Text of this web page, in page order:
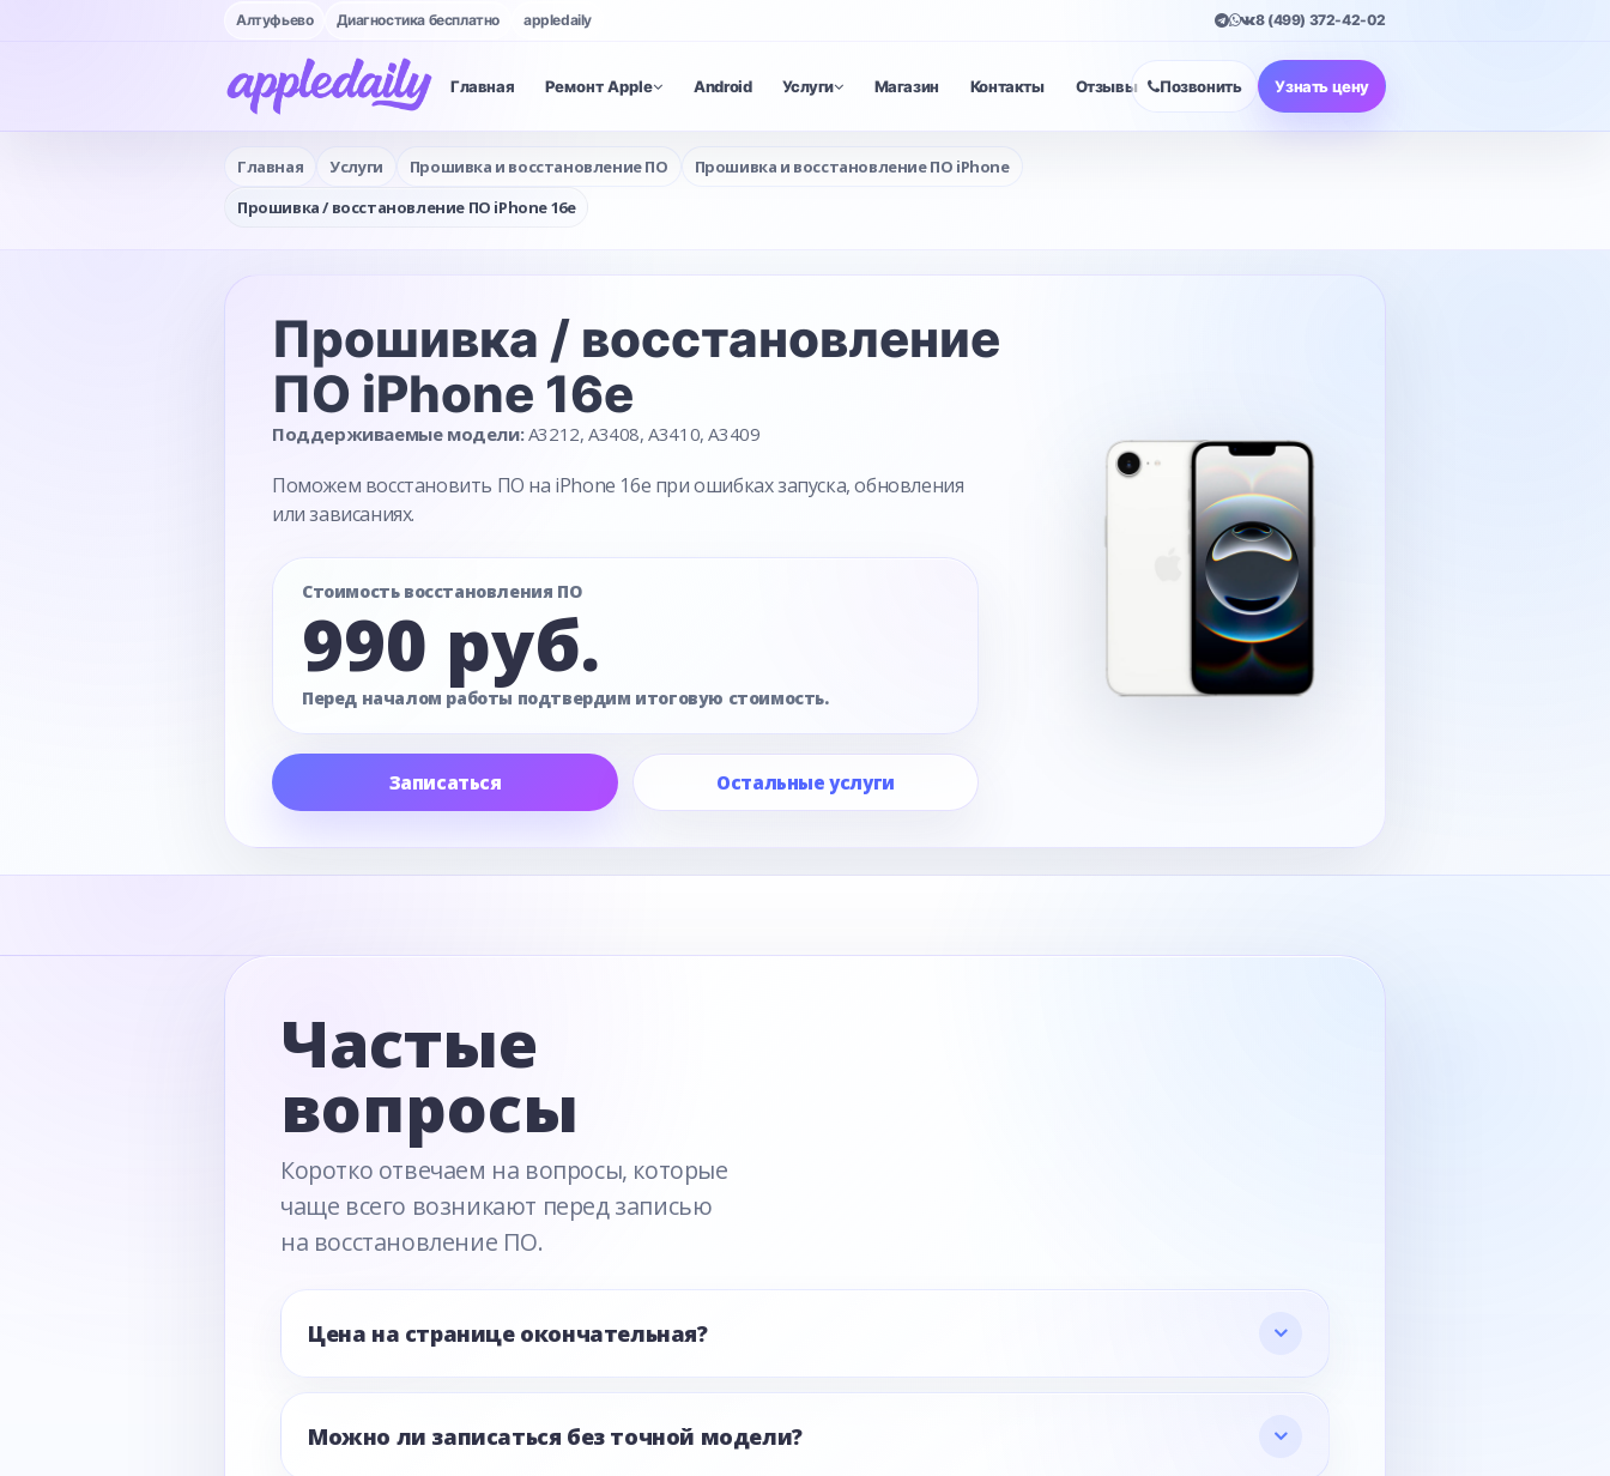
Алтуфьево Диагностика бесплатно appledaily 8 (499) 372-42-02
Главная Ремонт Apple Android Услуги Магазин Контакты Отзывы Позвонить Узнать цену
Главная Услуги Прошивка и восстановление ПО
Прошивка и восстановление ПО iPhone
Прошивка / восстановление ПО iPhone 16e
Прошивка / восстановление
ПО iPhone 16e
Поддерживаемые модели:A3212, A3408, A3410, A3409
Поможем восстановить ПО на iPhone 16e при ошибках запуска, обновления
или зависаниях.
Стоимость восстановления ПО
990 руб.
Перед началом работы подтвердим итоговую стоимость.
Записаться Остальные услуги
Частые
вопросы
Коротко отвечаем на вопросы, которые
чаще всего возникают перед записью
на восстановление ПО.
Цена на странице окончательная?
Можно ли записаться без точной модели?